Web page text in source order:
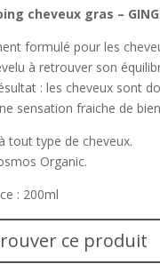
cheveux gras –
formulé pour les
à retrouver son
: les cheveux sont
sensation fraiche de
tout type de cheveux.
Organic.
: 200ml
ce produit